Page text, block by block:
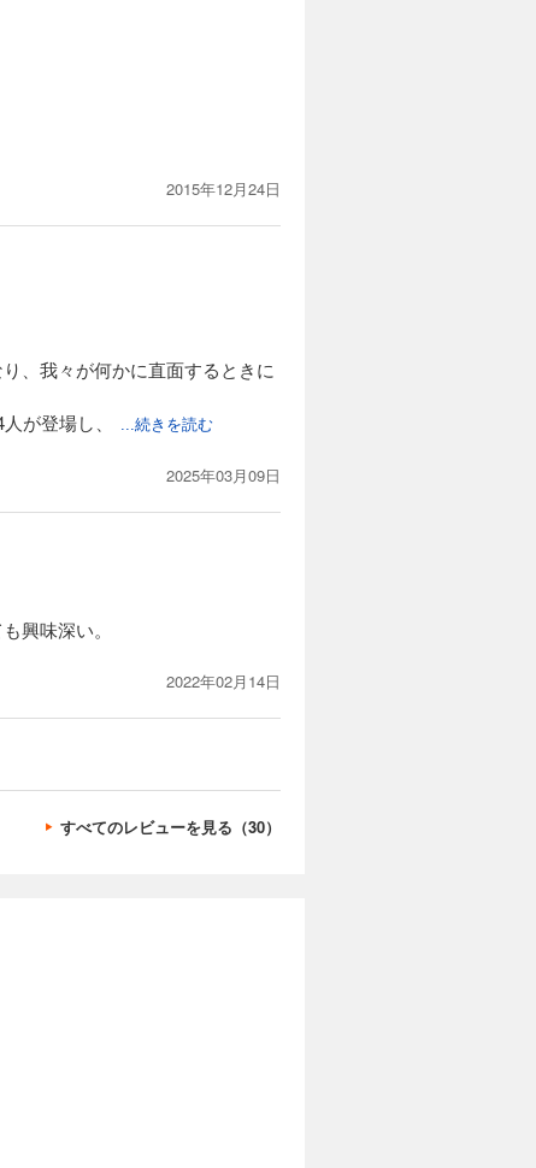
2015年12月24日
、我々が何かに直面するときに
が登場し、
...続きを読む
2025年03月09日
興味深い。
2022年02月14日
すべてのレビューを見る（30）